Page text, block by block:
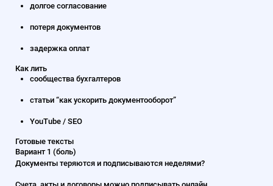
долгое согласование
потеря документов
задержка оплат
Как лить
сообщества бухгалтеров
статьи “как ускорить документооборот”
YouTube / SEO
Готовые тексты
Вариант 1 (боль)
Документы теряются и подписываются неделями?